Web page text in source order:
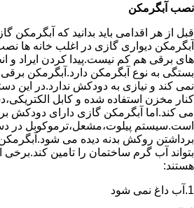
نصب آبگرمکن
قبل از هر اقدامی باید بدانید که آبگرمکن
آبگرمکن دیواری گازی در اغلب خانه ها
های برقی هم کم نیست.پیدا کردن ایراد و
بستگی به نوع آبگرمکن دارد.آبگرمکن
نمی کند و نیازی به دودکش ندارد.در این
کنار مخزن استفاده شده و کابل
می کند.اما آبگرمکن گازی دارای دودکش
است.سیستم پیلوت،مشعل،ترموکوبل در
برداشتن روکش بدنه دیده می شود.آبگرمکن
بتواند آب گرم ساختمان را تامین کند.برخی
هستند:
1.آب داغ نمی شود